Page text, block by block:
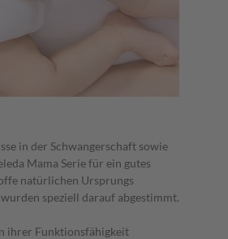
in der Schwangerschaft sowie
Mama Serie für ein gutes
natürlichen Ursprungs
speziell darauf abgestimmt.
ihrer Funktionsfähigkeit